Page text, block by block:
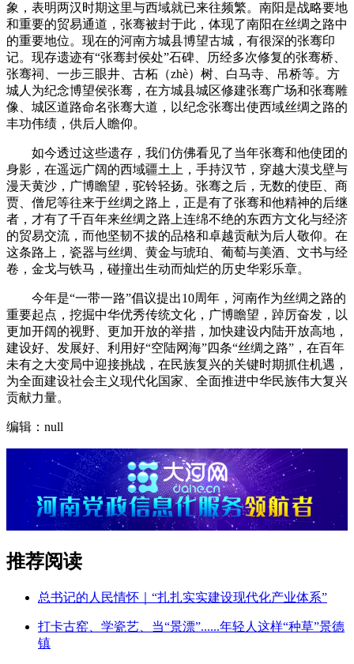
象，表明两汉时期这里与西域就已来往频繁。南阳是战略要地
和重要的贸易通道，张骞被封于此，体现了南阳在丝绸之路中
的重要地位。现在的河南方城县博望古城，有很深的张骞印
记。现存遗迹有“张骞封侯处”石碑、历经多次修复的张骞桥、
张骞祠、一步三眼井、古柘（zhè）树、白马寺、吊桥等。方
城人为纪念博望侯张骞，在方城县城区修建张骞广场和张骞雕
像、城区道路命名张骞大道，以纪念张骞出使西域丝绸之路的
丰功伟绩，供后人瞻仰。
如今透过这些遗存，我们仿佛看见了当年张骞和他使团的
身影，在遥远广阔的西域疆土上，手持汉节，穿越大漠戈壁与
漫天黄沙，广博瞻望，驼铃轻扬。张骞之后，无数的使臣、商
贾、僧尼等往来于丝绸之路上，正是有了张骞和他精神的后继
者，才有了千百年来丝绸之路上连绵不绝的东西方文化与经济
的贸易交流，而他坚韧不拔的品格和卓越贡献为后人敬仰。在
这条路上，瓷器与丝绸、黄金与琥珀、葡萄与美酒、文书与经
卷，金戈与铁马，碰撞出生动而灿烂的历史华彩乐章。
今年是“一带一路”倡议提出10周年，河南作为丝绸之路的
重要起点，挖掘中华优秀传统文化，广博瞻望，踔厉奋发，以
更加开阔的视野、更加开放的举措，加快建设内陆开放高地，
建设好、发展好、利用好“空陆网海”四条“丝绸之路”，在百年
未有之大变局中迎接挑战，在民族复兴的关键时期抓住机遇，
为全面建设社会主义现代化国家、全面推进中华民族伟大复兴
贡献力量。
编辑：null
推荐阅读
总书记的人民情怀｜“扎扎实实建设现代化产业体系”
打卡古窑、学瓷艺、当“景漂”......年轻人这样“种草”景德
镇